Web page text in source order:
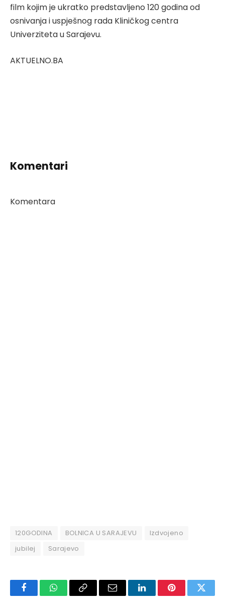
film kojim je ukratko predstavljeno 120 godina od
osnivanja i uspješnog rada Kliničkog centra
Univerziteta u Sarajevu.
AKTUELNO.BA
Komentari
Komentara
120GODINA BOLNICA U SARAJEVU
Izdvojeno
jubilej
Sarajevo
FacebookWhatsAppCopy
Email LinkedInPinterest